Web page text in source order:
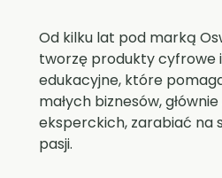
Od kilku lat pod marką
tworzę produkty cyfrowe
edukacyjne, które
małych biznesów,
eksperckich, zarabiać na
pasji.